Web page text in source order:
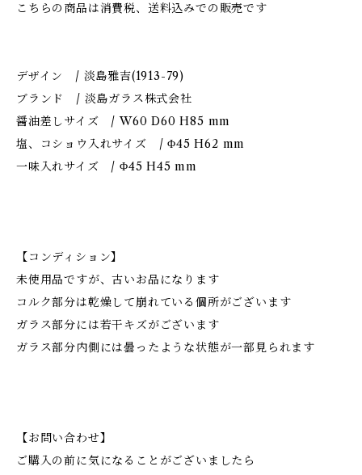
こちらの商品は消費税、送料込みでの販売です
デザイン / 淡島雅吉(1913-79)
ブランド / 淡島ガラス株式会社
醤油差しサイズ / W60 D60 H85 mm
塩、コショウ入れサイズ / Φ45 H62 mm
一味入れサイズ / Φ45 H45 mm
【コンディション】
未使用品ですが、古いお品になります
コルク部分は乾燥して崩れている個所がございます
ガラス部分には若干キズがございます
ガラス部分内側には曇ったような状態が一部見られます
【お問い合わせ】
ご購入の前に気になることがございましたら